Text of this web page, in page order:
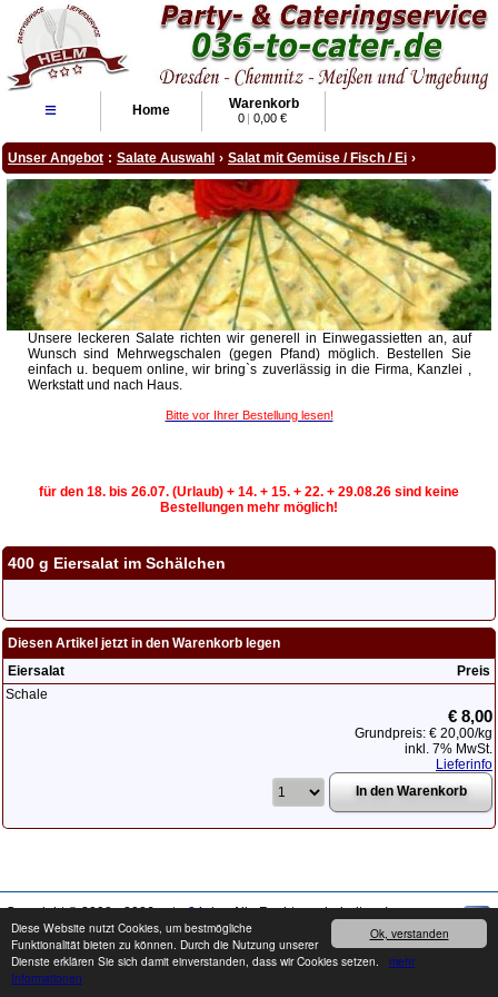
Ok, verstanden
Diese Website nutzt Cookies, um bestmögliche
Funktionalität bieten zu können. Durch die Nutzung unserer
Dienste erklären Sie sich damit einverstanden, dass wir Cookies setzen. mehr
Informationen
≡ Home Warenkorb
0 | 0,00 €
Unser Angebot : Salate Auswahl › Salat mit Gemüse / Fisch / Ei ›
Unsere leckeren Salate richten wir generell in Einwegassietten an, auf
Wunsch sind Mehrwegschalen (gegen Pfand) möglich. Bestellen Sie
einfach u. bequem online, wir bring`s zuverlässig in die Firma, Kanzlei ,
Werkstatt und nach Haus.
Bitte vor Ihrer Bestellung lesen!
für den 18. bis 26.07. (Urlaub) + 14. + 15. + 22. + 29.08.26 sind keine
Bestellungen mehr möglich!
400 g Eiersalat im Schälchen
Diesen Artikel jetzt in den Warenkorb legen
Eiersalat
Preis
Schale
€ 8,00
Grundpreis: € 20,00/kg
inkl. 7% MwSt.
Lieferinfo
Copyright © 2008 - 2026cater24.de- Alle Rechte vorbehalten.Impressum
Produkte können von den Abbildungen abweichen. Druckfehler / Irrtümer sowie
Preis- und Sortimentänderungen vorbehalten.